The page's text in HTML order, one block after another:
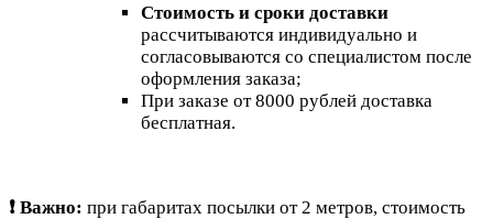
Стоимость и сроки доставки
рассчитываются индивидуально и
согласовываются со специалистом после
оформления заказа;
При заказе от 8000 рублей доставка
бесплатная.
❗ Важно: при габаритах посылки от 2 метров, стоимость